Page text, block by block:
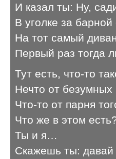
И казал ты: Ну,
В уголке за
На тот самый
Первый раз тогда
Тут есть, что-то
Нечто от
Что-то от парня
Что же в этом
Ты и я…
Скажешь ты: давай